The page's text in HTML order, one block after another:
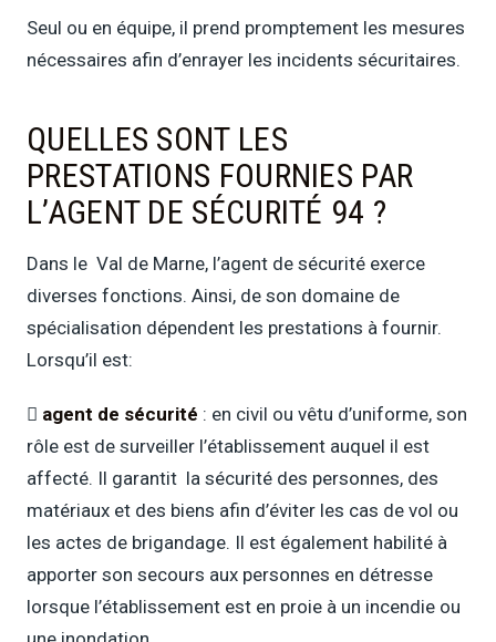
Seul ou en équipe, il prend promptement les mesures
nécessaires afin d’enrayer les incidents sécuritaires.
QUELLES SONT LES
PRESTATIONS FOURNIES PAR
L’AGENT DE SÉCURITÉ 94 ?
Dans le Val de Marne, l’agent de sécurité exerce
diverses fonctions. Ainsi, de son domaine de
spécialisation dépendent les prestations à fournir.
Lorsqu’il est:
 agent de sécurité : en civil ou vêtu d’uniforme, son
rôle est de surveiller l’établissement auquel il est
affecté. Il garantit la sécurité des personnes, des
matériaux et des biens afin d’éviter les cas de vol ou
les actes de brigandage. Il est également habilité à
apporter son secours aux personnes en détresse
lorsque l’établissement est en proie à un incendie ou